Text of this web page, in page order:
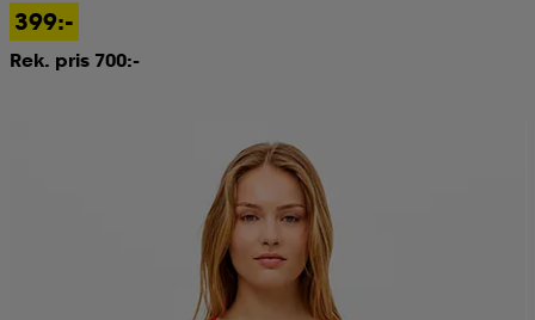
399:-
Rek. pris 700:-